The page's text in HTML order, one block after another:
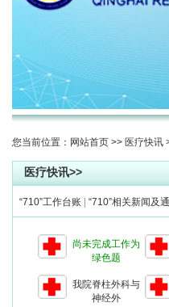
您当前位置： 网站首页 >> 医疗快讯
医疗快讯>>
“710”工作台账 “710”相关新闻及
尚未完成工作为
绿色题
我院脊柱外科与
神经外